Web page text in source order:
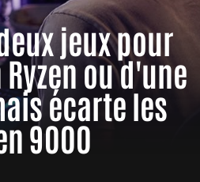
jeux pour
ou d'une
écarte les
9000